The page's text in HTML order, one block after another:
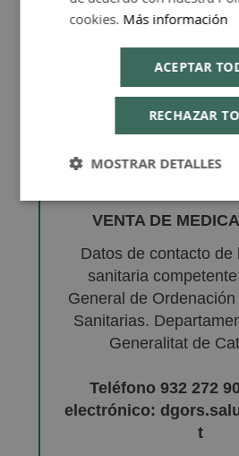
VENTA DE
Datos de contacto de
sanitaria
General de
Sanitarias.
Generalitat de
Teléfono 932 272
electrónico:
t
cookies. Más información
ACEPTAR
RECHAZAR
MOSTRAR DETALLES